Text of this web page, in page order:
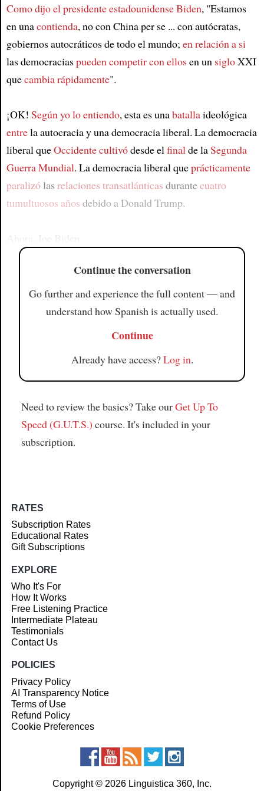
Como dijo el presidente estadounidense Biden, "Estamos
en unacontienda, no con China per se ... con autócratas,
gobiernos autocráticos de todo el mundo; en relación a si
las democraciaspueden competir con ellosen un sigloXXI
quecambia rápidamente".
¡OK! Según yo lo entiendo, esta es unabatallaideológica
entrela autocracia y una democracia liberal. La democracia
liberal queOccidente cultivódesde elfinalde laSegunda
Guerra Mundial. La democracia liberal queprácticamente
paralizólas relaciones transatlánticas durantecuatro
tumultuosos años debido a Donald Trump.
Continue the conversation
Go further and experience the full content — and
understand how Spanish is actually used.
Continue
Already have access?Log in.
Need to review the basics? Take ourGet Up To
Speed (G.U.T.S.) course. It's included in your
subscription.
RATES
Subscription Rates
Educational Rates
Gift Subscriptions
EXPLORE
Who It's For
How It Works
Free Listening Practice
Intermediate Plateau
Testimonials
Contact Us
POLICIES
Privacy Policy
AI Transparency Notice
Terms of Use
Refund Policy
Cookie Preferences
Copyright © 2026 Linguistica 360, Inc.